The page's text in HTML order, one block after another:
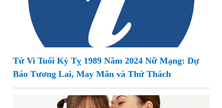
Tử Vi Tuổi Kỷ Tỵ 1989 Năm 2024 Nữ Mạng: Dự
Báo Tương Lai, May Mắn và Thử Thách